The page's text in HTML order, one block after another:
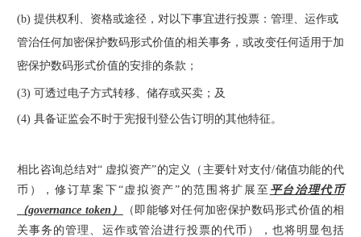
(b) 提供权利、资格或途径，对以下事宜进行投票：管理、运作或
管治任何加密保护数码形式价值的相关事务，或改变任何适用于加
密保护数码形式价值的安排的条款；
(3) 可透过电子方式转移、储存或买卖；及
(4) 具备证监会不时于宪报刊登公告订明的其他特征。
相比咨询总结对“ 虚拟资产”的定义（主要针对支付/储值功能的代
币），修订草案下“虚拟资产”的范围将扩展至 平台治理代币
（governance token）
（即能够对任何加密保护数码形式价值的相
关事务的管理、运作或管治进行投票的代币），也将明显包括